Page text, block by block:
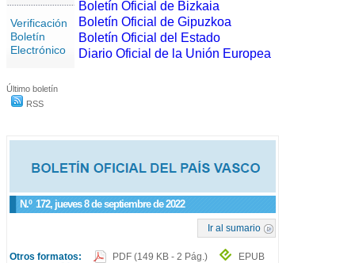
Verificación
Boletín
Electrónico
Último boletín
RSS
N.º 172, jueves 8 de septiembre de 2022
Ir al sumario
Otros formatos: PDF (149 KB - 2 Pág.)
EPUB
Boletín Oficial de Bizkaia
Boletín Oficial de Gipuzkoa
Boletín Oficial del Estado
Diario Oficial de la Unión Europea